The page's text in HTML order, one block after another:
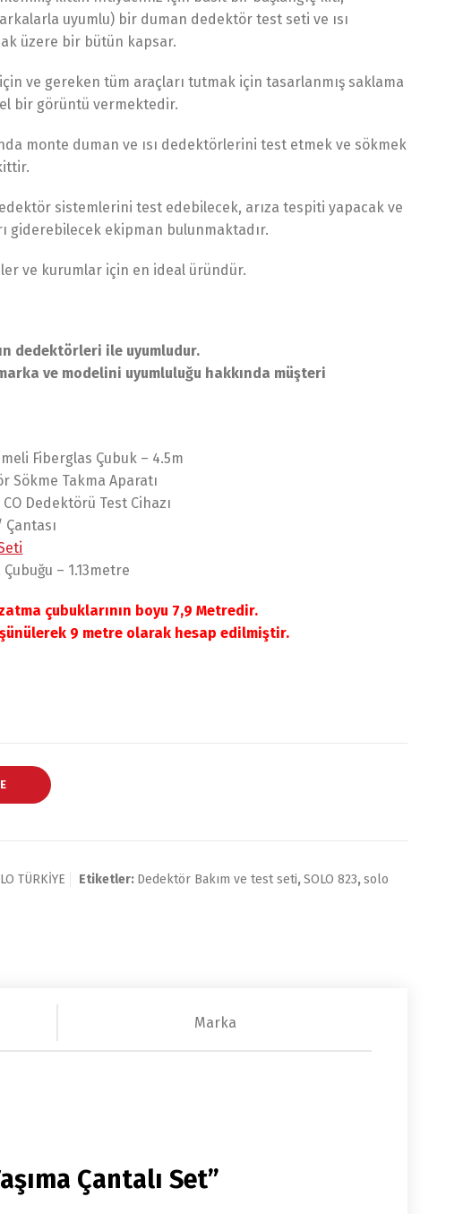
$.
uyumlu) bir duman dedektör test seti ve ısı
üzere bir bütün kapsar.
ve gereken tüm araçları tutmak için tasarlanmış saklama
bir görüntü vermektedir.
monte duman ve ısı dedektörlerini test etmek ve sökmek
sistemlerini test edebilecek, arıza tespiti yapacak ve
giderebilecek ekipman bulunmaktadır.
ve kurumlar için en ideal üründür.
dedektörleri ile uyumludur.
ve modelini uyumluluğu hakkında müşteri
Fiberglas Çubuk – 4.5m
Sökme Takma Aparatı
Dedektörü Test Cihazı
Çantası
– 1.13metre
çubuklarının boyu 7,9 Metredir.
9 metre olarak hesap edilmiştir.
TÜRKİYE Etiketler: Dedektör Bakım ve test seti,SOLO 823,solo
Marka
Çantalı Set”